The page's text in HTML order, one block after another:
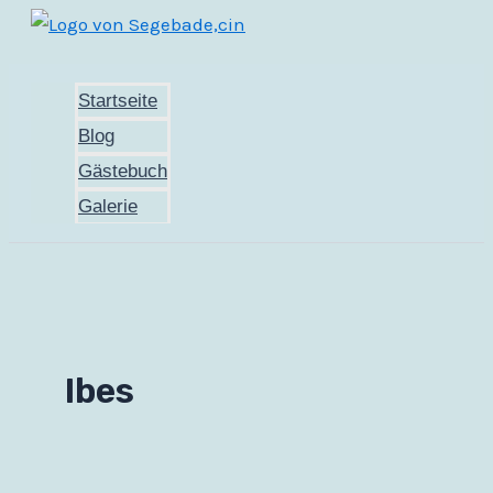
Zum
springen
Startseite
Blog
Gästebuch
Galerie
Ibes